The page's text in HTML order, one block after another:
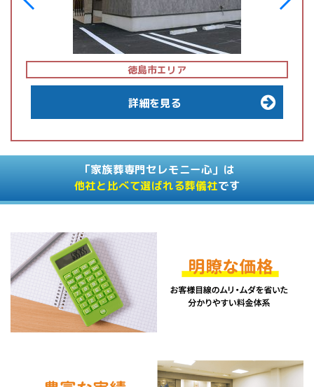
徳島市エリア
詳細を見る
「家族葬専門セレモニー心」は
他社と比べて選ばれる葬儀社です